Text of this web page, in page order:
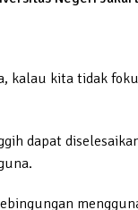
kalau kita tidak
dapat